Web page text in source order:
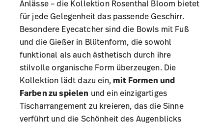
Anlässe – die Kollektion Rosenthal Bloom bietet
für jede Gelegenheit das passende Geschirr.
Besondere Eyecatcher sind die Bowls mit Fuß
und die Gießer in Blütenform, die sowohl
funktional als auch ästhetisch durch ihre
stilvolle organische Form überzeugen. Die
Kollektion lädt dazu ein, mit Formen und
Farben zu spielen und ein einzigartiges
Tischarrangement zu kreieren, das die Sinne
verführt und die Schönheit des Augenblicks